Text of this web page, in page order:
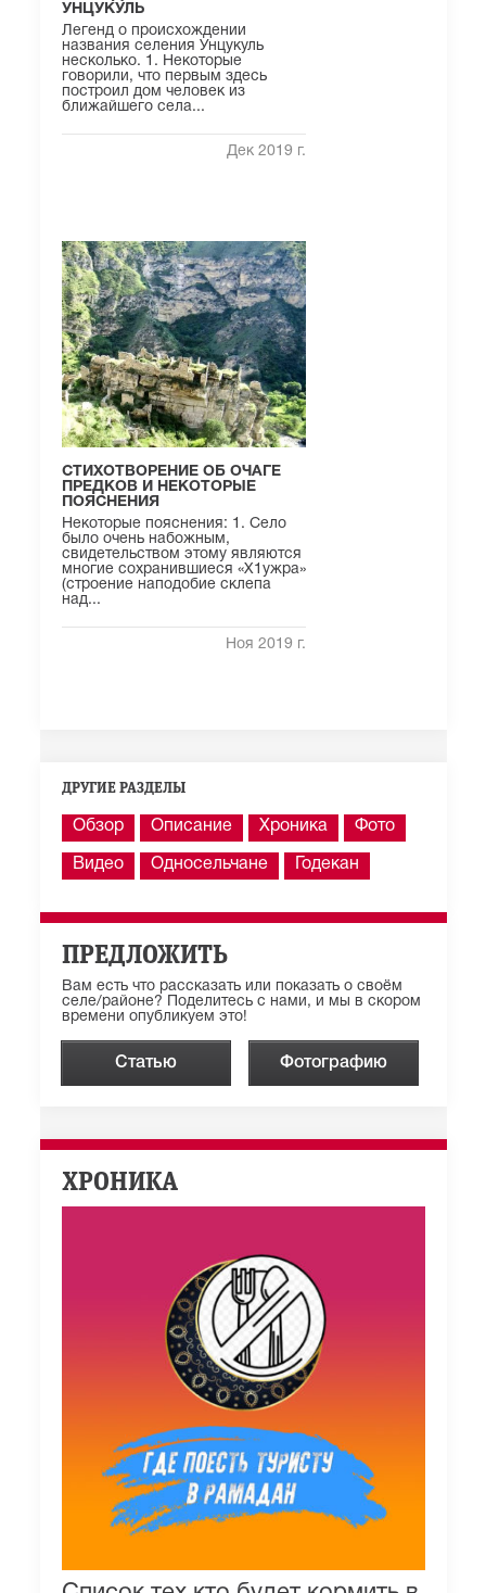
УНЦУКУЛЬ
Легенд о происхождении
названия селения Унцукуль
несколько. 1. Некоторые
говорили, что первым здесь
построил дом человек из
ближайшего села...
Дек 2019 г.
СТИХОТВОРЕНИЕ ОБ ОЧАГЕ
ПРЕДКОВ И НЕКОТОРЫЕ
ПОЯСНЕНИЯ
Некоторые пояснения: 1. Село
было очень набожным,
свидетельством этому являются
многие сохранившиеся «Х1ужра»
(строение наподобие склепа
над...
Ноя 2019 г.
ДРУГИЕ РАЗДЕЛЫ
Обзор Описание Хроника Фото
Видео Односельчане Годекан
ПРЕДЛОЖИТЬ
Вам есть что рассказать или показать о своём
селе/районе? Поделитесь с нами, и мы в скором
времени опубликуем это!
Статью Фотографию
ХРОНИКА